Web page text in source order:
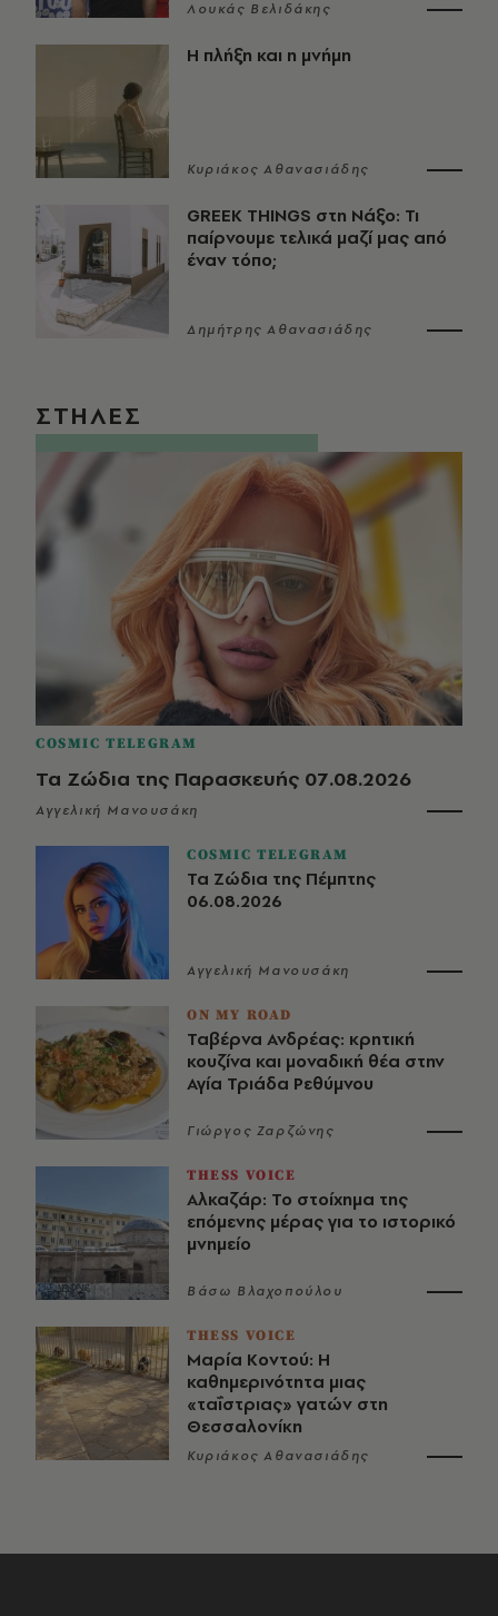
Λουκάς Βελιδάκης
Η πλήξη και η μνήμη
Κυριάκος Αθανασιάδης
GREEK THINGS στη Νάξο: Τι
παίρνουμε τελικά μαζί μας από
έναν τόπο;
Δημήτρης Αθανασιάδης
ΣΤΗΛΕΣ
COSMIC TELEGRAM
Τα Ζώδια της Παρασκευής 07.08.2026
Αγγελική Μανουσάκη
COSMIC TELEGRAM
Τα Ζώδια της Πέμπτης
06.08.2026
Αγγελική Μανουσάκη
ON MY ROAD
Ταβέρνα Ανδρέας: κρητική
κουζίνα και μοναδική θέα στην
Αγία Τριάδα Ρεθύμνου
Γιώργος Ζαρζώνης
THESS VOICE
Αλκαζάρ: Το στοίχημα της
επόμενης μέρας για το ιστορικό
μνημείο
Βάσω Βλαχοπούλου
THESS VOICE
Μαρία Κοντού: Η
καθημερινότητα μιας
«ταΐστριας» γατών στη
Θεσσαλονίκη
Κυριάκος Αθανασιάδης